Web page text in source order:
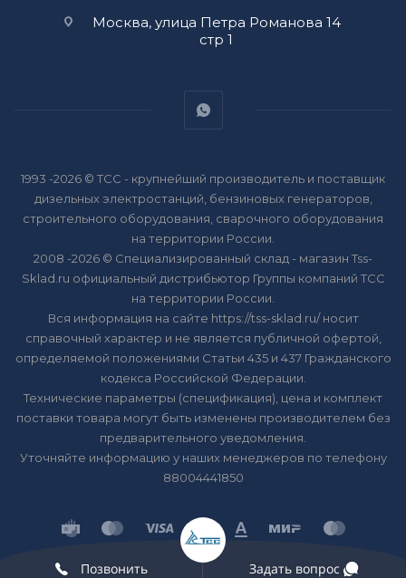
Москва, улица Петра Романова 14
стр 1
1993 -2026 © ТСС - крупнейший производитель и поставщик
дизельных электростанций, бензиновых генераторов,
строительного оборудования, сварочного оборудования
на территории России.
2008 -2026 © Специализированный склад - магазин Tss-
Sklad.ru официальный дистрибьютор Группы компаний ТСС
на территории России.
Вся информация на сайте https://tss-sklad.ru/ носит
справочный характер и не является публичной офертой,
определяемой положениями Статьи 435 и 437 Гражданского
кодекса Российской Федерации.
Технические параметры (спецификация), цена и комплект
поставки товара могут быть изменены производителем без
предварительного уведомления.
Уточняйте информацию у наших менеджеров по телефону
88004441850
Позвонить Задать вопрос